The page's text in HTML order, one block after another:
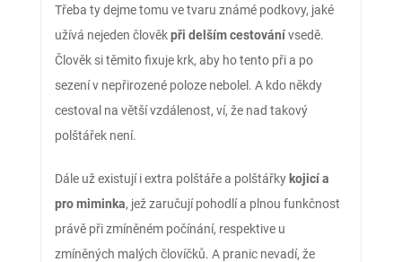
Třeba ty dejme tomu ve tvaru známé podkovy, jaké
užívá nejeden člověkpři delším cestovánívsedě.
Člověk si těmito fixuje krk, aby ho tento při a po
sezení v nepřirozené poloze nebolel. A kdo někdy
cestoval na větší vzdálenost, ví, že nad takový
polštářek není.
Dále už existují i extra polštáře a polštářky kojicí a
pro miminka, jež zaručují pohodlí a plnou funkčnost
právě při zmíněném počínání, respektive u
zmíněných malých človíčků. A pranic nevadí, že